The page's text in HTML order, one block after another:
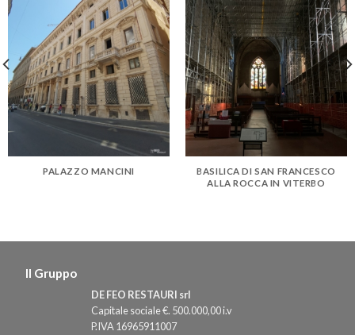
PALAZZO MANCINI
BASILICA DI SAN FRANCESCO
ALLA ROCCA IN VITERBO
Il Gruppo
DE FEO RESTAURI srl
Capitale sociale €. 500.000,00 i.v
P.IVA 16965911007